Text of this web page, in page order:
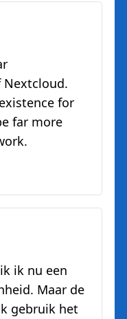
for
far more
ik nu een
Maar de
gebruik het